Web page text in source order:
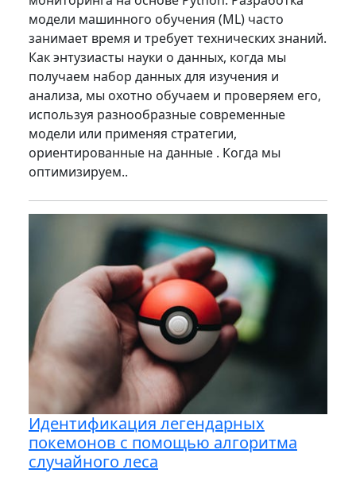
модели машинного обучения (ML) часто
занимает время и требует технических знаний.
Как энтузиасты науки о данных, когда мы
получаем набор данных для изучения и
анализа, мы охотно обучаем и проверяем его,
используя разнообразные современные
модели или применяя стратегии,
ориентированные на данные . Когда мы
оптимизируем..
Идентификация легендарных
покемонов с помощью алгоритма
случайного леса